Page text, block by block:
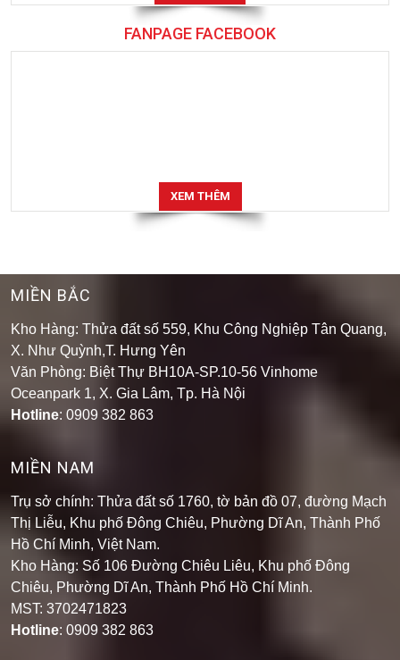
FANPAGE FACEBOOK
XEM THÊM
MIỀN BẮC
Kho Hàng: Thửa đất số 559, Khu Công Nghiệp Tân Quang,
X. Như Quỳnh,T. Hưng Yên
Văn Phòng: Biệt Thự BH10A-SP.10-56 Vinhome
Oceanpark 1, X. Gia Lâm, Tp. Hà Nội
Hotline: 0909 382 863
MIỀN NAM
Trụ sở chính: Thửa đất số 1760, tờ bản đồ 07, đường Mạch
Thị Liễu, Khu phố Đông Chiêu, Phường Dĩ An, Thành Phố
Hồ Chí Minh, Việt Nam.
Kho Hàng: Số 106 Đường Chiêu Liêu, Khu phố Đông
Chiêu, Phường Dĩ An, Thành Phố Hồ Chí Minh.
MST: 3702471823
Hotline: 0909 382 863